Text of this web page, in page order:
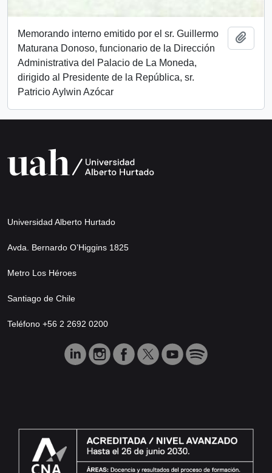
Memorando interno emitido por el sr. Guillermo
Maturana Donoso, funcionario de la Dirección
Administrativa del Palacio de La Moneda,
dirigido al Presidente de la República, sr.
Patricio Aylwin Azócar
Universidad Alberto Hurtado
Avda. Bernardo O’Higgins 1825
Metro Los Héroes
Santiago de Chile
Teléfono +56 2 2692 0200